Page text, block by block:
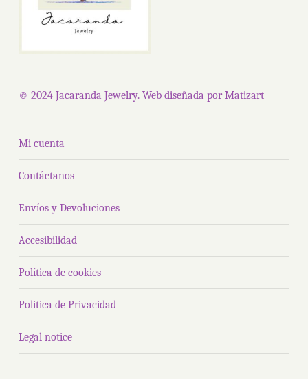
© 2024 Jacaranda Jewelry. Web diseñada porMatizart
Mi cuenta
Contáctanos
Envíos y Devoluciones
Accesibilidad
Política de cookies
Politica de Privacidad
Legal notice